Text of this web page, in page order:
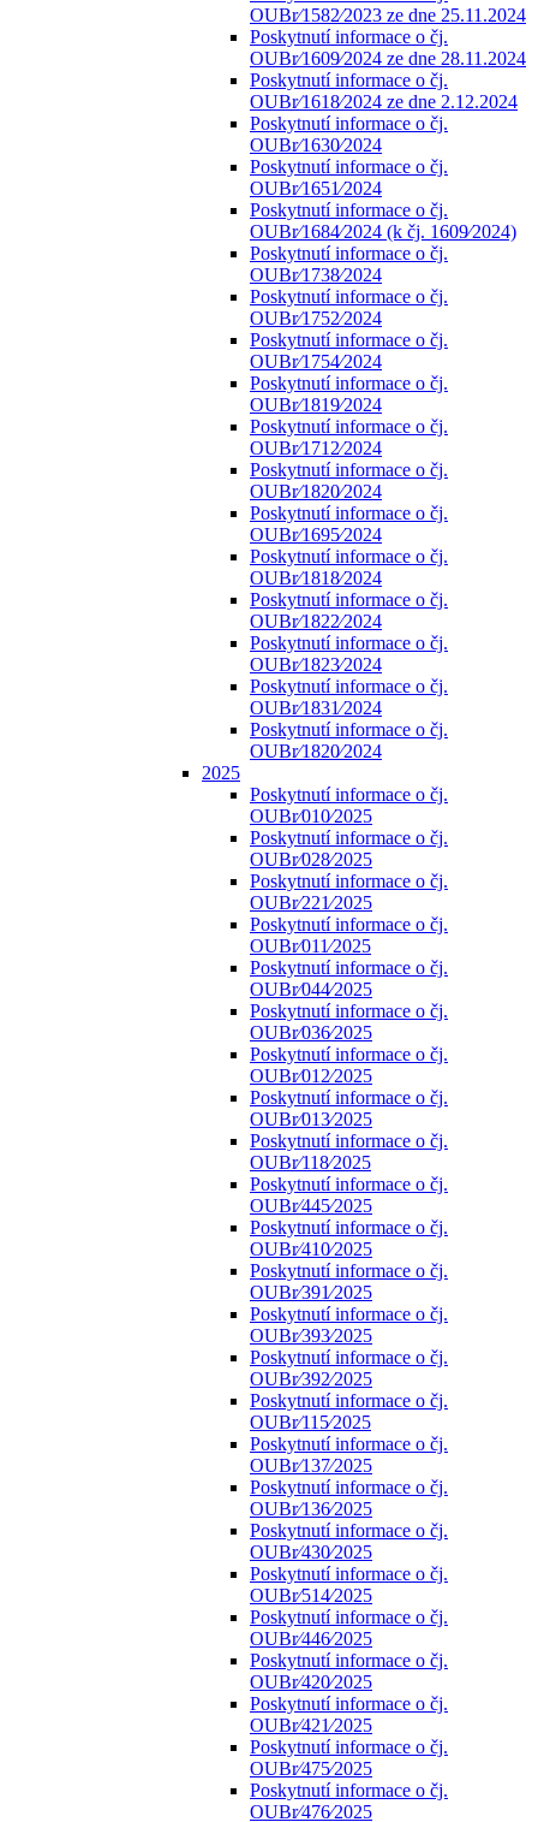
OUBr⁄1582⁄2023 ze dne 25.11.2024
Poskytnutí informace o čj.
OUBr⁄1609⁄2024 ze dne 28.11.2024
Poskytnutí informace o čj.
OUBr⁄1618⁄2024 ze dne 2.12.2024
Poskytnutí informace o čj.
OUBr⁄1630⁄2024
Poskytnutí informace o čj.
OUBr⁄1651⁄2024
Poskytnutí informace o čj.
OUBr⁄1684⁄2024 (k čj. 1609⁄2024)
Poskytnutí informace o čj.
OUBr⁄1738⁄2024
Poskytnutí informace o čj.
OUBr⁄1752⁄2024
Poskytnutí informace o čj.
OUBr⁄1754⁄2024
Poskytnutí informace o čj.
OUBr⁄1819⁄2024
Poskytnutí informace o čj.
OUBr⁄1712⁄2024
Poskytnutí informace o čj.
OUBr⁄1820⁄2024
Poskytnutí informace o čj.
OUBr⁄1695⁄2024
Poskytnutí informace o čj.
OUBr⁄1818⁄2024
Poskytnutí informace o čj.
OUBr⁄1822⁄2024
Poskytnutí informace o čj.
OUBr⁄1823⁄2024
Poskytnutí informace o čj.
OUBr⁄1831⁄2024
Poskytnutí informace o čj.
OUBr⁄1820⁄2024
2025
Poskytnutí informace o čj.
OUBr⁄010⁄2025
Poskytnutí informace o čj.
OUBr⁄028⁄2025
Poskytnutí informace o čj.
OUBr⁄221⁄2025
Poskytnutí informace o čj.
OUBr⁄011⁄2025
Poskytnutí informace o čj.
OUBr⁄044⁄2025
Poskytnutí informace o čj.
OUBr⁄036⁄2025
Poskytnutí informace o čj.
OUBr⁄012⁄2025
Poskytnutí informace o čj.
OUBr⁄013⁄2025
Poskytnutí informace o čj.
OUBr⁄118⁄2025
Poskytnutí informace o čj.
OUBr⁄445⁄2025
Poskytnutí informace o čj.
OUBr⁄410⁄2025
Poskytnutí informace o čj.
OUBr⁄391⁄2025
Poskytnutí informace o čj.
OUBr⁄393⁄2025
Poskytnutí informace o čj.
OUBr⁄392⁄2025
Poskytnutí informace o čj.
OUBr⁄115⁄2025
Poskytnutí informace o čj.
OUBr⁄137⁄2025
Poskytnutí informace o čj.
OUBr⁄136⁄2025
Poskytnutí informace o čj.
OUBr⁄430⁄2025
Poskytnutí informace o čj.
OUBr⁄514⁄2025
Poskytnutí informace o čj.
OUBr⁄446⁄2025
Poskytnutí informace o čj.
OUBr⁄420⁄2025
Poskytnutí informace o čj.
OUBr⁄421⁄2025
Poskytnutí informace o čj.
OUBr⁄475⁄2025
Poskytnutí informace o čj.
OUBr⁄476⁄2025